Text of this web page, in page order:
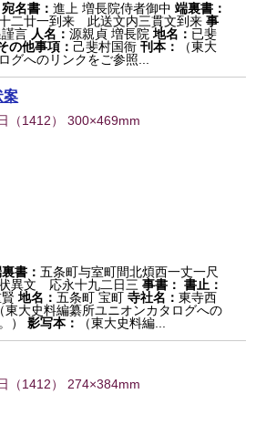
宛名書：進上 増長院侍者御中 端裏書：
二廿一到来 此送文内三貫文到来 事
言 人名：源親貞 増長院 地名： 已斐
の他事項：己斐村国衙刊本：
（東大
グへのリンクをご参照...
案
（1412） 300×469mm
書：五条町与室町間北煩西一丈一尺
異文 応永十九二日三 事書： 書止：
地名：五条町 宝町 寺社名：東寺西
（東大史料編纂所ユニオンカタログへの
）
影写本： （東大史料編...
（1412） 274×384mm